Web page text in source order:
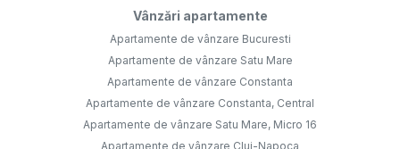
Vânzări apartamente
Apartamente de vânzare Bucuresti
Apartamente de vânzare Satu Mare
Apartamente de vânzare Constanta
Apartamente de vânzare Constanta, Central
Apartamente de vânzare Satu Mare, Micro 16
Apartamente de vânzare Cluj-Napoca